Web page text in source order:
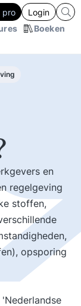
Boeken
pro Login
en
regelgeving
stoffen,
opsporing